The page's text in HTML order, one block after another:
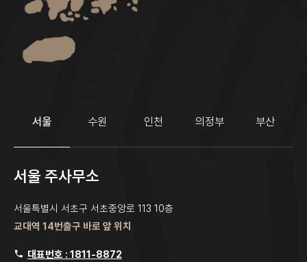
서울 수원 인천 의정부 부산
서울 주사무소
서울특별시 서초구 서초중앙로 113 10층
교대역 14번출구 바로 앞 위치
대표번호 : 1811-8872